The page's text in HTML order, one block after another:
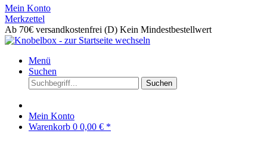
Mein Konto
Merkzettel
Ab 70€ versandkostenfrei (D) Kein Mindestbestellwert
Menü
Suchen
Suchen
Mein Konto
Warenkorb 0 0,00 € *